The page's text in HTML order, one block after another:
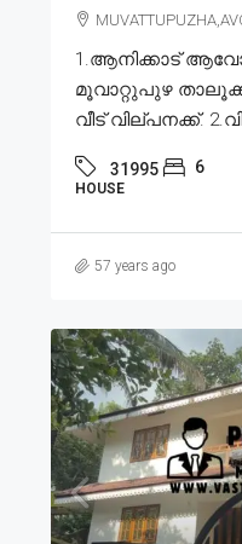
1.ആനിക്കാട്
മൂവാറ്റുപുഴ താലൂക്ക്
വീട് വില്പനക്ക്.
31995 6
HOUSE
57 years ago